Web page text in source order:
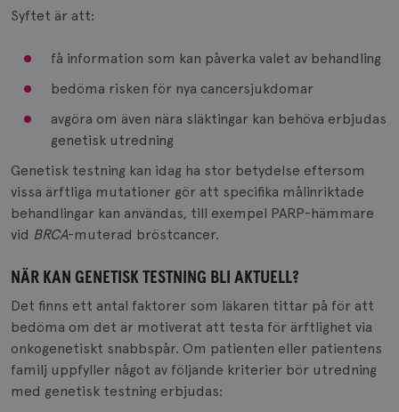
Syftet är att:
få information som kan påverka valet av behandling
bedöma risken för nya cancersjukdomar
avgöra om även nära släktingar kan behöva erbjudas
genetisk utredning
Genetisk testning kan idag ha stor betydelse eftersom
vissa ärftliga mutationer gör att specifika målinriktade
behandlingar kan användas, till exempel PARP-hämmare
vid BRCA-muterad bröstcancer.
NÄR KAN GENETISK TESTNING BLI AKTUELL?
Det finns ett antal faktorer som läkaren tittar på för att
bedöma om det är motiverat att testa för ärftlighet via
onkogenetiskt snabbspår. Om patienten eller patientens
familj uppfyller något av följande kriterier bör utredning
med genetisk testning erbjudas: